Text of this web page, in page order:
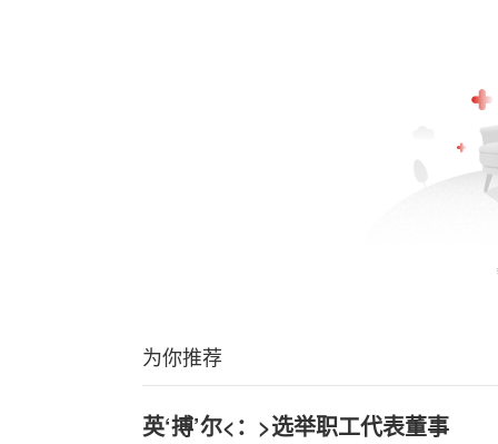
为你推荐
英‘搏’尔<：>选举职工代表董事